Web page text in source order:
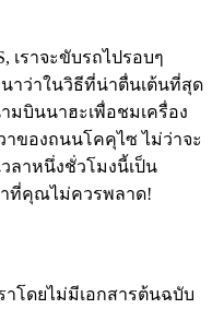
เราจะขับรถไปรอบๆ
าว่าในวิธีที่น่าตื่นเต้นที่สุด
บินนาฮะเพื่อชมเครื่อง
ของถนนโคคุไซ ไม่ว่าจะ
ลาหนึ่งชั่วโมงนี้เป็น
ที่คุณไม่ควรพลาด!
โดยไม่มีเอกสารต้นฉบับ